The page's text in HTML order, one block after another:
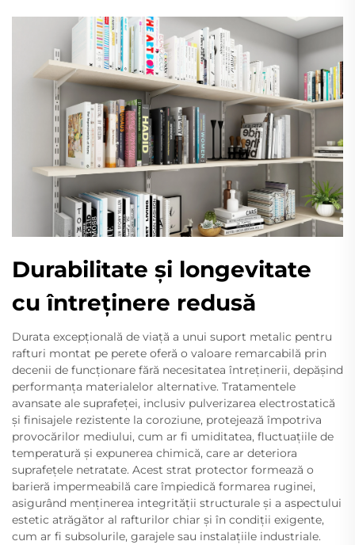
Durabilitate și longevitate
cu întreținere redusă
Durata excepțională de viață a unui suport metalic pentru
rafturi montat pe perete oferă o valoare remarcabilă prin
decenii de funcționare fără necesitatea întreținerii, depășind
performanța materialelor alternative. Tratamentele
avansate ale suprafeței, inclusiv pulverizarea electrostatică
și finisajele rezistente la coroziune, protejează împotriva
provocărilor mediului, cum ar fi umiditatea, fluctuațiile de
temperatură și expunerea chimică, care ar deteriora
suprafețele netratate. Acest strat protector formează o
barieră impermeabilă care împiedică formarea ruginei,
asigurând menținerea integrității structurale și a aspectului
estetic atrăgător al rafturilor chiar și în condiții exigente,
cum ar fi subsolurile, garajele sau instalațiile industriale.